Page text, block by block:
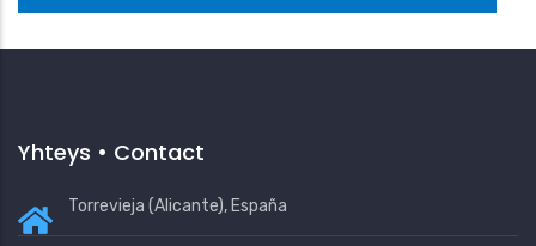
Yhteys • Contact
Torrevieja (Alicante), España